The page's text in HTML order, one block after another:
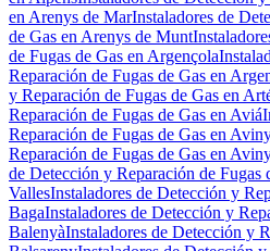
en Arenys de MarInstaladores de
de Gas en Arenys de Munt
de Fugas de Gas en Argençola
Reparación de Fugas de Gas en
y Reparación de Fugas de Gas en
Reparación de Fugas de Gas en Aviá
Reparación de Fugas de Gas en
Reparación de Fugas de Gas en
de Detección y Reparación de Fugas
VallesInstaladores de Detección y
BagaInstaladores de Detección y
BalenyàInstaladores de Detección y